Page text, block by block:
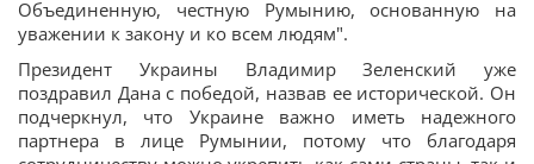
Объединенную, честную Румынию, основанную на
уважении к закону и ко всем людям".
Президент Украины Владимир Зеленский уже
поздравил Дана с победой, назвав ее исторической. Он
подчеркнул, что Украине важно иметь надежного
партнера в лице Румынии, потому что благодаря